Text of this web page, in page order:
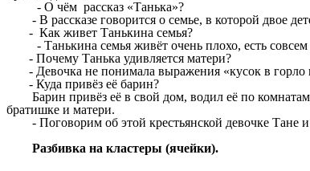
- О чём рассказ «Танька»?
- В рассказе говорится о семье, в которой двое
- Как живет Танькина семья?
- Танькина семья живёт очень плохо, есть совсем
- Почему Танька удивляется матери?
- Девочка не понимала выражения «кусок в горло
- Куда привёз её барин?
Барин привёз её в свой дом, водил её по комнатам,
братишке и матери.
- Поговорим об этой крестьянской девочке Тане
Разбивка на кластеры (ячейки).